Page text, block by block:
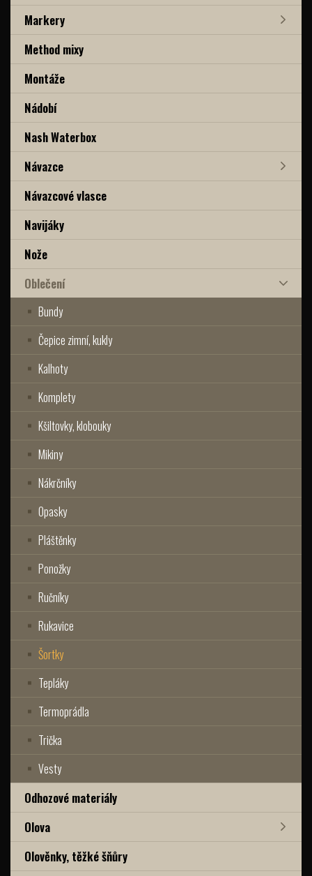
Markery
Method mixy
Montáže
Nádobí
Nash Waterbox
Návazce
Návazcové vlasce
Navijáky
Nože
Oblečení
Bundy
Čepice zimní, kukly
Kalhoty
Komplety
Kšiltovky, klobouky
Mikiny
Nákrčníky
Opasky
Pláštěnky
Ponožky
Ručníky
Rukavice
Šortky
Tepláky
Termoprádla
Trička
Vesty
Odhozové materiály
Olova
Olověnky, těžké šňůry